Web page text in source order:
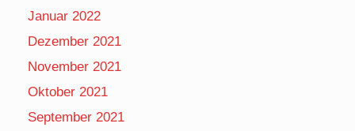
Januar 2022
Dezember 2021
November 2021
Oktober 2021
September 2021